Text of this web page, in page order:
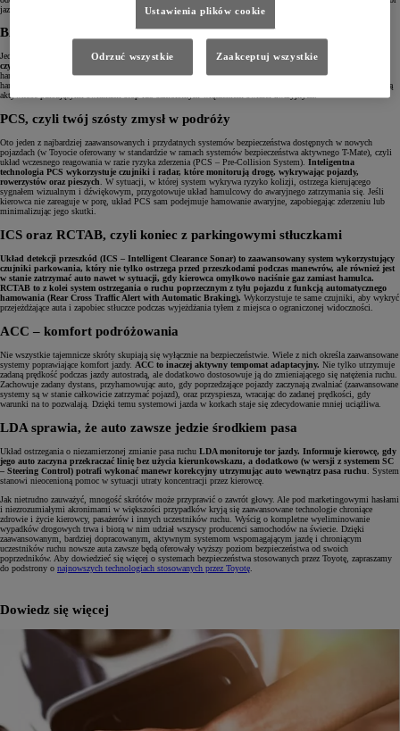
jazdy nawet w trudnych warunkach atmosferycznych i przy dużych prędkościach.
BA – niezbędna pomoc w hamowaniu
Jednym z mniej znanych, ale ogromnie przydatnych układów dbających o bezpieczeństwo jest
czyli system wspomagający siłę hamowania
hamulcowym i maksymalizowanie efektywności działania systemu ABS w sytuacji, gdy kierowca rozpoczął
hamowanie awaryjne, ale nie wcisnął pedału hamulca z odpowiednią siłą. Układ ten często komunikuje swoją
aktywność pulsującymi światłami stop lub samoistnym włączeniem świateł awaryjnych.
PCS, czyli twój szósty zmysł w podróży
Oto jeden z najbardziej zaawansowanych i przydatnych systemów bezpieczeństwa dostępnych w nowych
pojazdach (w Toyocie oferowany w standardzie w ramach systemów bezpieczeństwa aktywnego T-Mate), czyli
układ wczesnego reagowania w razie ryzyka zderzenia (PCS – Pre-Collision System). Inteligentna
technologia PCS wykorzystuje czujniki i radar, które monitorują drogę, wykrywając pojazdy,
rowerzystów oraz pieszych. W sytuacji, w której system wykrywa ryzyko kolizji, ostrzega kierującego
sygnałem wizualnym i dźwiękowym, przygotowuje układ hamulcowy do awaryjnego zatrzymania się. Jeśli
kierowca nie zareaguje w porę, układ PCS sam podejmuje hamowanie awaryjne, zapobiegając zderzeniu lub
minimalizując jego skutki.
ICS oraz RCTAB, czyli koniec z parkingowymi stłuczkami
Układ detekcji przeszkód (ICS – Intelligent Clearance Sonar) to zaawansowany system wykorzystujący
czujniki parkowania, który nie tylko ostrzega przed przeszkodami podczas manewrów, ale również jest
w stanie zatrzymać auto nawet w sytuacji, gdy kierowca omyłkowo naciśnie gaz zamiast hamulca.
RCTAB to z kolei system ostrzegania o ruchu poprzecznym z tyłu pojazdu z funkcją automatycznego
hamowania (Rear Cross Traffic Alert with Automatic Braking). Wykorzystuje te same czujniki, aby wykryć
przejeżdżające auta i zapobiec stłuczce podczas wyjeżdżania tyłem z miejsca o ograniczonej widoczności.
ACC – komfort podróżowania
Nie wszystkie tajemnicze skróty skupiają się wyłącznie na bezpieczeństwie. Wiele z nich określa zaawansowane
systemy poprawiające komfort jazdy. ACC to inaczej aktywny tempomat adaptacyjny. Nie tylko utrzymuje
zadaną prędkość podczas jazdy autostradą, ale dodatkowo dostosowuje ją do zmieniającego się natężenia ruchu.
Zachowuje zadany dystans, przyhamowując auto, gdy poprzedzające pojazdy zaczynają zwalniać (zaawansowane
systemy są w stanie całkowicie zatrzymać pojazd), oraz przyspiesza, wracając do zadanej prędkości, gdy
warunki na to pozwalają. Dzięki temu systemowi jazda w korkach staje się zdecydowanie mniej uciążliwa.
LDA sprawia, że auto zawsze jedzie środkiem pasa
Układ ostrzegania o niezamierzonej zmianie pasa ruchu LDA monitoruje tor jazdy. Informuje kierowcę, gdy
jego auto zaczyna przekraczać linię bez użycia kierunkowskazu, a dodatkowo (w wersji z systemem SC
– Steering Control) potrafi wykonać manewr korekcyjny utrzymując auto wewnątrz pasa ruchu . System
stanowi nieocenioną pomoc w sytuacji utraty koncentracji przez kierowcę.
Jak nietrudno zauważyć, mnogość skrótów może przyprawić o zawrót głowy. Ale pod marketingowymi hasłami
i niezrozumiałymi akronimami w większości przypadków kryją się zaawansowane technologie chroniące
zdrowie i życie kierowcy, pasażerów i innych uczestników ruchu. Wyścig o kompletne wyeliminowanie
wypadków drogowych trwa i biorą w nim udział wszyscy producenci samochodów na świecie. Dzięki
zaawansowanym, bardziej dopracowanym, aktywnym systemom wspomagającym jazdę i chroniącym
uczestników ruchu nowsze auta zawsze będą oferowały wyższy poziom bezpieczeństwa od swoich
poprzedników. Aby dowiedzieć się więcej o systemach bezpieczeństwa stosowanych przez Toyotę, zapraszamy
do podstrony o najnowszych technologiach stosowanych przez Toyotę
Dowiedz się więcej
Ustawienia plików cookie
Odrzuć wszystkie Zaakceptuj wszystkie